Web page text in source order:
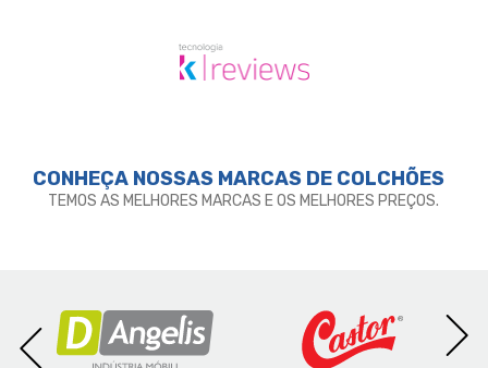
CONHEÇA NOSSAS MARCAS DE COLCHÕES
TEMOS AS MELHORES MARCAS E OS MELHORES PREÇOS.